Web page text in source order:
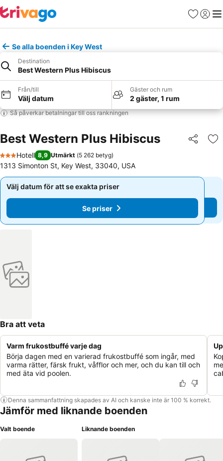
Favoriter
Logga
Se alla boenden i Key West
Destination
Best Western Plus Hibiscus
Från/till
Välj datum
Gäster och rum
2 gäster, 1 rum
Så påverkar betalningar till oss rankningen
Best Western Plus Hibiscus Dela
3 Stjärnor
Hotell 8,9 Utmärkt (5 262 betyg)
1313 Simonton St, Key West, 33040, USA
Välj datum för att se exakta priser
Se priser
Välj datum för att se exakta priser
Se priser
Bra att veta
Varm frukostbuffé varje dag
Börja dagen med en varierad frukostbuffé som ingår, med
varma rätter, färsk frukt, våfflor och mer, och du kan till och
med äta vid poolen.
Denna sammanfattning skapades av AI och kanske inte är 100 % korrekt.
Jämför med liknande boenden
Valt boende Liknande boenden